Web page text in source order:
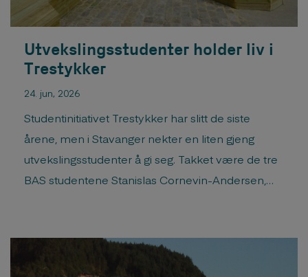
Utvekslingsstudenter holder liv i
Trestykker
24. jun, 2026
Studentinitiativet Trestykker har slitt de siste
årene, men i Stavanger nekter en liten gjeng
utvekslingsstudenter å gi seg. Takket være de tre
BAS studentene Stanislas Cornevin-Andersen,
artikkelen i Arkitektur.no Her kan du se storyene